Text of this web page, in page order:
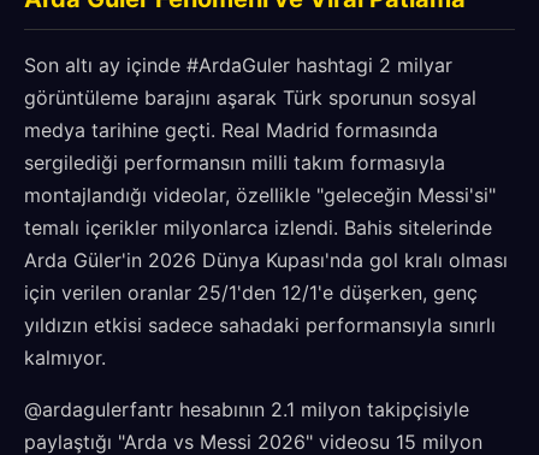
Son altı ay içinde #ArdaGuler hashtagi 2 milyar
görüntüleme barajını aşarak Türk sporunun sosyal
medya tarihine geçti. Real Madrid formasında
sergilediği performansın milli takım formasıyla
montajlandığı videolar, özellikle "geleceğin Messi'si"
temalı içerikler milyonlarca izlendi. Bahis sitelerinde
Arda Güler'in 2026 Dünya Kupası'nda gol kralı olması
için verilen oranlar 25/1'den 12/1'e düşerken, genç
yıldızın etkisi sadece sahadaki performansıyla sınırlı
kalmıyor.
@ardagulerfantr hesabının 2.1 milyon takipçisiyle
paylaştığı "Arda vs Messi 2026" videosu 15 milyon